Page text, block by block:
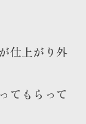
仕上がり外
てもらって